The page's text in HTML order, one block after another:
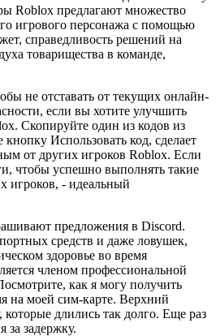
Roblox предлагают множество
игрового персонажа с помощью
справедливость решений на
товарищества в команде,
не отставать от текущих онлайн-
если вы хотите улучшить
Скопируйте один из кодов из
Использовать код, сделает
от других игроков Roblox. Если
чтобы успешно выполнять такие
игроков, - идеальный
предложения в Discord.
средств и даже ловушек,
здоровье во время
членом профессиональной
как я могу получить
на моей сим-карте. Верхний
которые длились так долго. Еще раз
за задержку.